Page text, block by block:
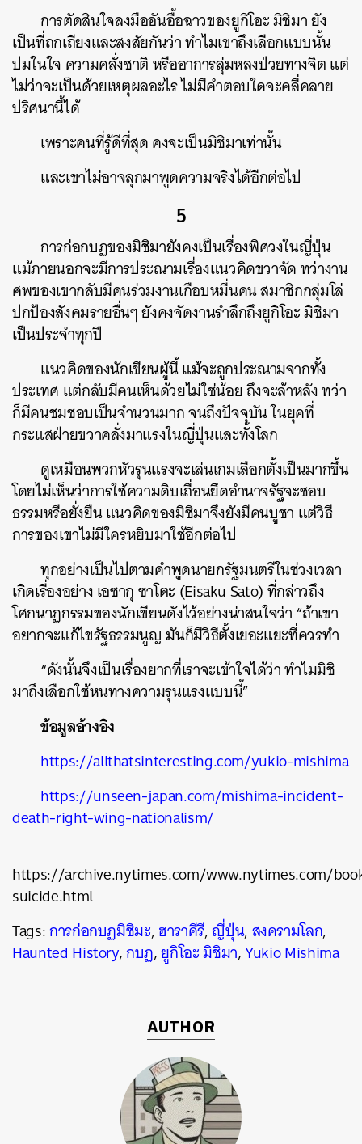
การตัดสินใจลงมืออันอื้อฉาวของยูกิโอะ มิชิมา ยัง
เป็นที่ถกเถียงและสงสัยกันว่า ทำไมเขาถึงเลือกแบบนั้น
ปมในใจ ความคลั่งชาติ หรืออาการลุ่มหลงป่วยทางจิต แต่
ไม่ว่าจะเป็นด้วยเหตุผลอะไร ไม่มีคำตอบใดจะคลี่คลาย
ปริศนานี้ได้
เพราะคนที่รู้ดีที่สุด คงจะเป็นมิชิมาเท่านั้น
และเขาไม่อาจลุกมาพูดความจริงได้อีกต่อไป
5
การก่อกบฏของมิชิมายังคงเป็นเรื่องพิศวงในญี่ปุ่น
แม้ภายนอกจะมีการประณามเรื่องแนวคิดขวาจัด ทว่างาน
ศพของเขากลับมีคนร่วมงานเกือบหมื่นคน สมาชิกกลุ่มโล่
ปกป้องสังคมรายอื่นๆ ยังคงจัดงานรำลึกถึงยูกิโอะ มิชิมา
เป็นประจำทุกปี
แนวคิดของนักเขียนผู้นี้ แม้จะถูกประณามจากทั้ง
ประเทศ แต่กลับมีคนเห็นด้วยไม่ใช่น้อย ถึงจะล้าหลัง ทว่า
ก็มีคนชมชอบเป็นจำนวนมาก จนถึงปัจจุบัน ในยุคที่
กระแสฝ่ายขวาคลั่งมาแรงในญี่ปุ่นและทั้งโลก
ดูเหมือนพวกหัวรุนแรงจะเล่นเกมเลือกตั้งเป็นมากขึ้น
โดยไม่เห็นว่าการใช้ความดิบเถื่อนยึดอำนาจรัฐจะชอบ
ธรรมหรือยั่งยืน แนวคิดของมิชิมาจึงยังมีคนบูชา แต่วิธี
การของเขาไม่มีใครหยิบมาใช้อีกต่อไป
ทุกอย่างเป็นไปตามคำพูดนายกรัฐมนตรีในช่วงเวลา
เกิดเรื่องอย่าง เอซากุ ซาโตะ (Eisaku Sato) ที่กล่าวถึง
โศกนาฏกรรมของนักเขียนดังไว้อย่างน่าสนใจว่า “ถ้าเขา
อยากจะแก้ไขรัฐธรรมนูญ มันก็มีวิธีตั้งเยอะแยะที่ควรทำ
“ดังนั้นจึงเป็นเรื่องยากที่เราจะเข้าใจได้ว่า ทำไมมิชิ
มาถึงเลือกใช้หนทางความรุนแรงแบบนี้”
ข้อมูลอ้างอิง
https://allthatsinteresting.com/yukio-mishima
https://unseen-japan.com/mishima-incident-
death-right-wing-nationalism/
https://archive.nytimes.com/www.nytimes.com/
suicide.html
Tags:การก่อกบฏมิชิมะ,ฮาราคีรี,ญี่ปุ่น,สงครามโลก,
Haunted History,กบฏ,ยูกิโอะ มิชิมา,Yukio Mishima
AUTHOR
ค้นหา
SHARE TWEET LINE